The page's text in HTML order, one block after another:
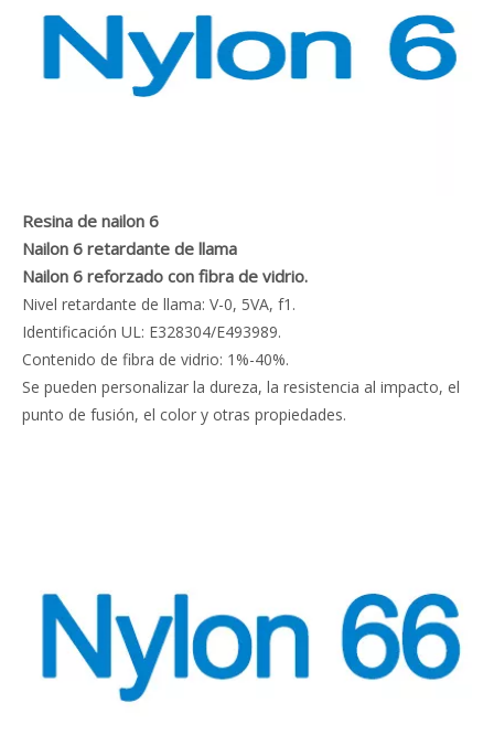
Resina de nailon 6
Nailon 6 retardante de llama
Nailon 6 reforzado con fibra de vidrio.
Nivel retardante de llama: V-0, 5VA, f1.
Identificación UL: E328304/E493989.
Contenido de fibra de vidrio: 1%-40%.
Se pueden personalizar la dureza, la resistencia al impacto, el
punto de fusión, el color y otras propiedades.